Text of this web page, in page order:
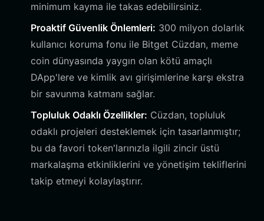
minimum kayma ile takas edebilirsiniz.
Proaktif Güvenlik Önlemleri: 300 milyon dolarlık
kullanıcı koruma fonu ile Bitget Cüzdan, meme
coin dünyasında yaygın olan kötü amaçlı
DApp'lere ve kimlik avı girişimlerine karşı ekstra
bir savunma katmanı sağlar.
Topluluk Odaklı Özellikler: Cüzdan, topluluk
odaklı projeleri desteklemek için tasarlanmıştır;
bu da favori token'larınızla ilgili zincir üstü
markalaşma etkinliklerini ve yönetişim tekliflerini
takip etmeyi kolaylaştırır.